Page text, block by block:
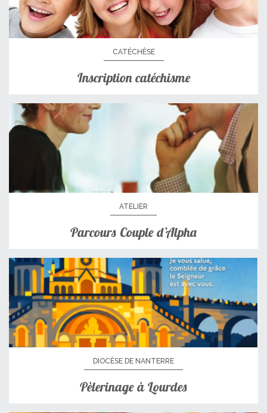
CATÉCHÈSE
Inscription catéchisme
ATELIER
Parcours Couple d’Alpha
DIOCÈSE DE NANTERRE
Pèlerinage à Lourdes